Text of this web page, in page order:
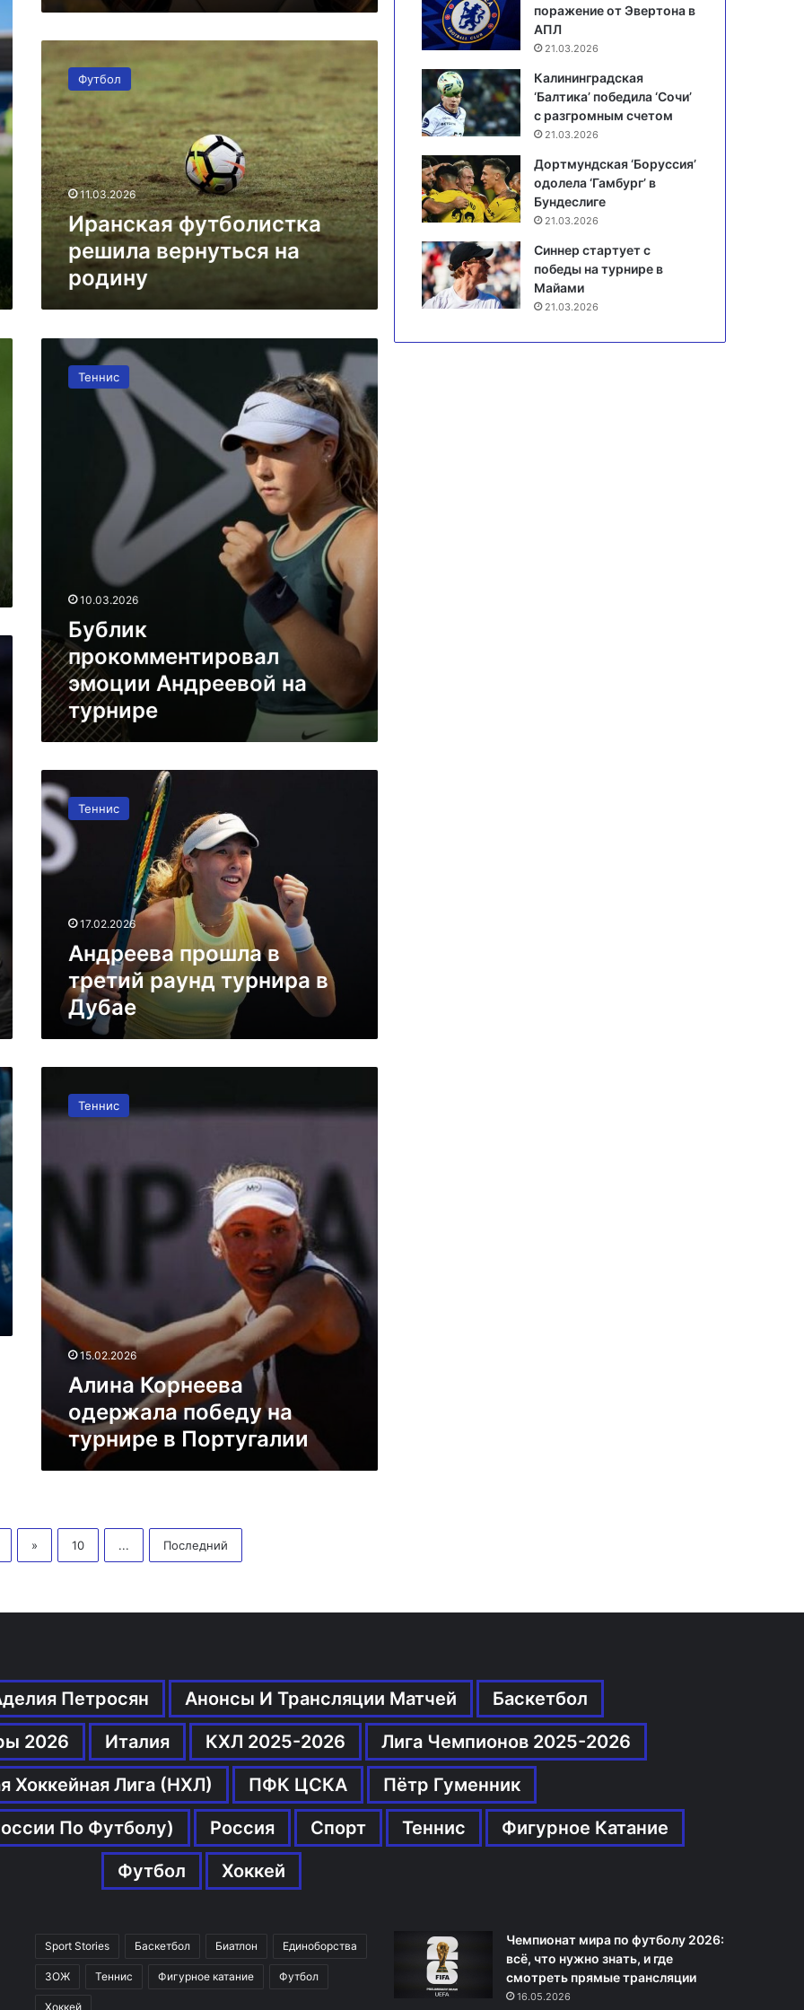
футболистка
решила
вернуться
на
родину
Футбол
11.03.2026
Иранская футболистка
решила вернуться на
родину
Бублик
прокомментировал
эмоции
Андреевой
Теннис
10.03.2026
Бублик
прокомментировал
эмоции Андреевой на
турнире
прошла
в
третий
раунд
турнира
Теннис
17.02.2026
Андреева прошла в
третий раунд турнира в
Дубае
Корнеева
одержала
турнире
Теннис
15.02.2026
Алина Корнеева
одержала победу на
турнире в Португалии
» 10 ... Последний
поражение от Эвертона в
АПЛ
21.03.2026
Калининградская
‘Балтика’ победила ‘Сочи’
с разгромным счетом
21.03.2026
Дортмундская ‘Боруссия’
одолела ‘Гамбург’ в
Бундеслиге
21.03.2026
Синнер стартует с
победы на турнире в
Майами
21.03.2026
Петросян Анонсы И Трансляции Матчей
Баскетбол
2026
Италия КХЛ 2025-2026
Лига Чемпионов 2025-2026
Хоккейная Лига (НХЛ)
ПФК ЦСКА
Пётр Гуменник
По Футболу)
Россия Спорт Теннис
Фигурное Катание
Футбол
Хоккей
Sport Stories Баскетбол Биатлон Единоборства
ЗОЖ Теннис Фигурное катание Футбол
Хоккей
Чемпионат мира по футболу 2026:
всё, что нужно знать, и где
смотреть прямые трансляции
16.05.2026